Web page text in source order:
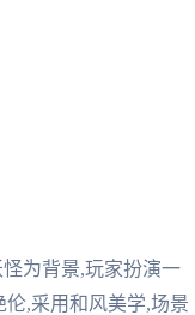
为背景,玩家扮演一
,采用和风美学,场景